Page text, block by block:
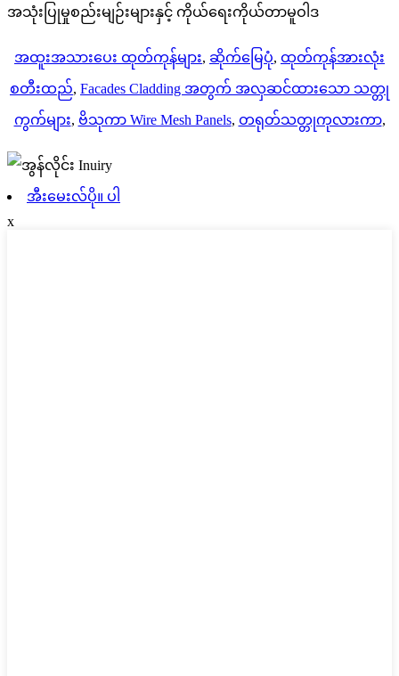
အသုံးပြုမှုစည်းမျဉ်းများနှင့် ကိုယ်ရေးကိုယ်တာမူဝါဒ
အထူးအသားပေး ထုတ်ကုန်များ, ဆိုက်မြေပုံ, ထုတ်ကုန်အားလုံး
စတီးထည်, Facades Cladding အတွက် အလှဆင်ထားသော သတ္တု
ကွက်များ, ဗိသုကာ Wire Mesh Panels, တရုတ်သတ္တုကုလားကာ,
အီးမေးလ်ပို။ ပါ
x